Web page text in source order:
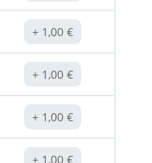
1,00€
1,00€
1,00€
1,00€